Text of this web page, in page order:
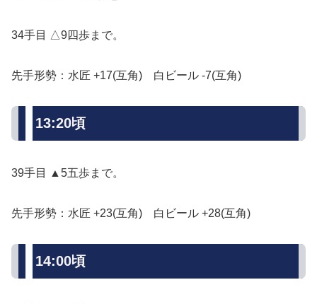
34手目 △9四歩まで。
先手形勢：水匠 +17(互角) 白ビール -7(互角)
13:20頃
39手目 ▲5五歩まで。
先手形勢：水匠 +23(互角) 白ビール +28(互角)
14:00頃